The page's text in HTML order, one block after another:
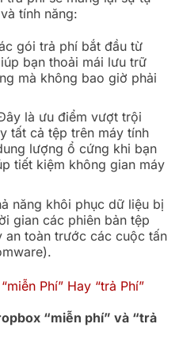
tính năng:
gói trả phí bắt đầu từ
bạn thoải mái lưu trữ
mà không bao giờ phải
là ưu điểm vượt trội
tất cả tệp trên máy tính
lượng ổ cứng khi bạn
tiết kiệm không gian máy
năng khôi phục dữ liệu bị
gian các phiên bản tệp
an toàn trước các cuộc tấn
“miễn phí” và “trả